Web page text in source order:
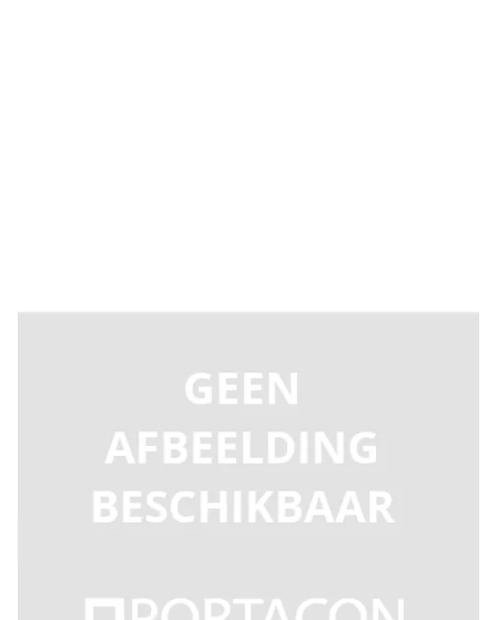
Incl. BTW
€ 57,48
Offerte aanvragen